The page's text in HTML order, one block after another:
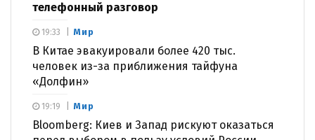
телефонный разговор
Мир
В Китае эвакуировали более 420 тыс.
человек из-за приближения тайфуна
«Долфин»
19:33
Мир
Bloomberg: Киев и Запад рискуют оказаться
19:19